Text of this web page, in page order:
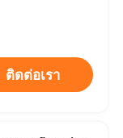
ติดต่อเรา